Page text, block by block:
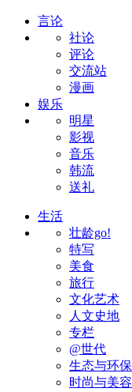
言论
社论
评论
交流站
漫画
娱乐
明星
影视
音乐
韩流
送礼
生活
壮龄go!
特写
美食
旅行
文化艺术
人文史地
专栏
@世代
生态与环保
时尚与美容